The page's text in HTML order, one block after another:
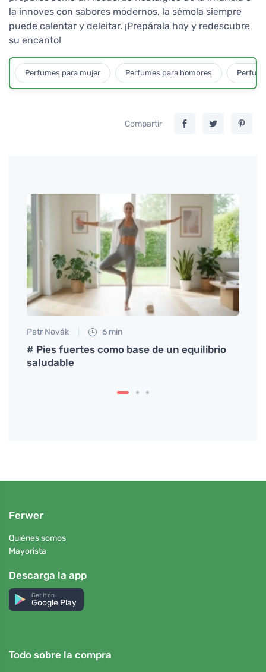
la innoves con sabores modernos, la sémola siempre
puede calentar y deleitar. ¡Prepárala hoy y redescubre
su encanto!
Perfumes para mujer Perfumes para hombres
Compartir
Petr Novák 6 min
# Pies fuertes como base de un equilibrio
saludable
Ferwer
Quiénes somos
Mayorista
Descarga la app
Get it on
Google Play
Todo sobre la compra